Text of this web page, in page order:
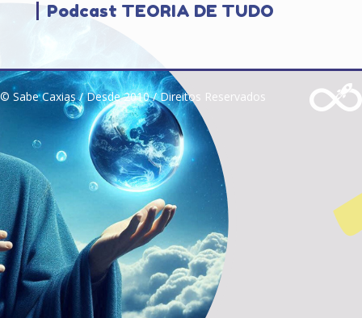
Podcast TEORIA DE TUDO
© Sabe Caxias / Desde 2010 / Direitos Reservados